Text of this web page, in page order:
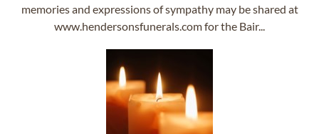
memories and expressions of sympathy may be shared at
www.hendersonsfunerals.com for the Bair...